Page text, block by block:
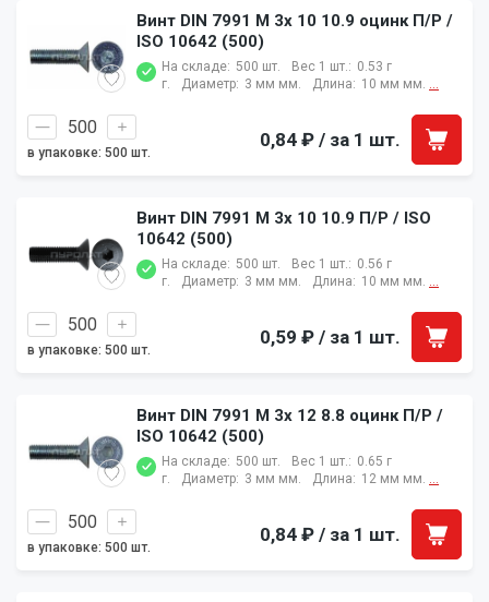
Винт DIN 7991 M 3x 10 10.9 оцинк П/Р /
ISO 10642 (500)
На складе: 500 шт. Вес 1 шт.: 0.53 г
г.
Диаметр: 3 мм мм. Длина: 10 мм мм. ...
в упаковке: 500 шт.
0,84 ₽ / за 1 шт.
Винт DIN 7991 M 3x 10 10.9 П/Р / ISO
10642 (500)
На складе: 500 шт. Вес 1 шт.: 0.56 г
г.
Диаметр: 3 мм мм. Длина: 10 мм мм. ...
в упаковке: 500 шт.
0,59 ₽ / за 1 шт.
Винт DIN 7991 M 3x 12 8.8 оцинк П/Р /
ISO 10642 (500)
На складе: 500 шт. Вес 1 шт.: 0.65 г
г.
Диаметр: 3 мм мм. Длина: 12 мм мм. ...
в упаковке: 500 шт.
0,84 ₽ / за 1 шт.